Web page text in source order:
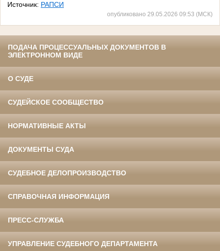
Источник: РАПСИ
опубликовано 29.05.2026 09:53 (МСК)
ПОДАЧА ПРОЦЕССУАЛЬНЫХ ДОКУМЕНТОВ В
ЭЛЕКТРОННОМ ВИДЕ
О СУДЕ
СУДЕЙСКОЕ СООБЩЕСТВО
НОРМАТИВНЫЕ АКТЫ
ДОКУМЕНТЫ СУДА
СУДЕБНОЕ ДЕЛОПРОИЗВОДСТВО
СПРАВОЧНАЯ ИНФОРМАЦИЯ
ПРЕСС-СЛУЖБА
УПРАВЛЕНИЕ СУДЕБНОГО ДЕПАРТАМЕНТА